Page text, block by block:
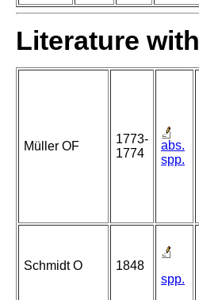
Literature with
Müller OF
1773-
1774
abs.
spp.
Schmidt O
1848
spp.